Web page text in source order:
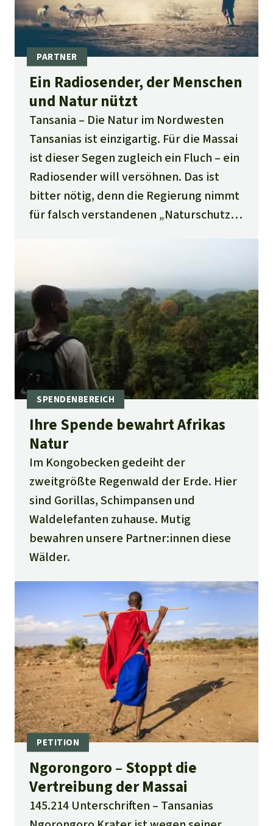
Ein Radiosender, der Menschen
und Natur nützt
Tansania
Die Natur im Nordwesten
Tansanias ist einzigartig. Für die Massai
ist dieser Segen zugleich ein Fluch – ein
Radiosender will versöhnen. Das ist
bitter nötig, denn die Regierung nimmt
für falsch verstandenen „Naturschutz“
gestalten. Dann ist ein Zusammenleben
in Harmonie möglich.
Ihre Spende bewahrt Afrikas
Natur
Im Kongobecken gedeiht der
zweitgrößte Regenwald der Erde. Hier
sind Gorillas, Schimpansen und
Waldelefanten zuhause. Mutig
bewahren unsere Partner:innen diese
Wälder.
Ngorongoro – Stoppt die
Vertreibung der Massai
145.214 Unterschriften
Tansanias